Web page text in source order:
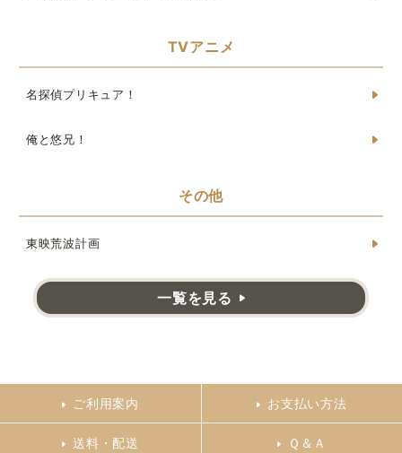
TVアニメ
名探偵プリキュア！
俺と悠兄！
その他
東映荒波計画
一覧を見る
ご利用案内 お支払い方法
送料・配送 Ｑ＆Ａ